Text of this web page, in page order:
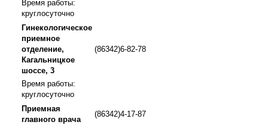
Время работы:
круглосуточно
Гинекологическое
приемное
отделение,
Кагальницкое
шоссе, 3
(86342)6-82-78
Время работы:
круглосуточно
Приемная
главного врача
(86342)4-17-87